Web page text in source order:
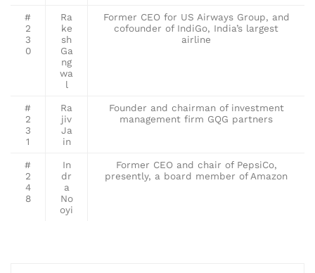
#
2
3
0
Ra
ke
sh
Ga
ng
wa
l
Former CEO for US Airways Group, and
cofounder of IndiGo, India’s largest
airline
#
2
3
1
Ra
jiv
Ja
in
Founder and chairman of investment
management firm GQG partners
#
2
4
8
In
dr
a
No
oyi
Former CEO and chair of PepsiCo,
presently, a board member of Amazon